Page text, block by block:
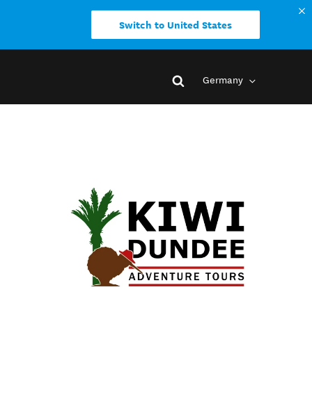
Switch to United States
Germany